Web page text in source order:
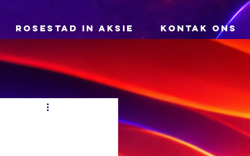
ROSESTAD IN AKSIE KONTAK ONS